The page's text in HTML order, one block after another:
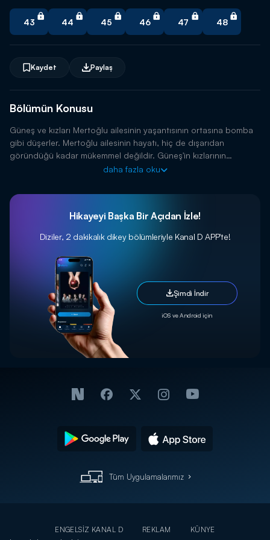
Bölümün Konusu
Güneş ve kızları Mertoğlu ailesinin yaşantısının ortasına bomba
gibi düşerler. Mertoğlu ailesinin hayatı, hiç de dışarıdan
göründüğü kadar mükemmel değildir. Güneş'in kızlarının
gelişiyle, tüm dengeler değişecek ve bütün sırlar ortaya
daha fazla oku
Kaydet Paylaş
43 44 45 46 47 48
Hikayeyi Başka Bir Açıdan İzle!
Diziler, 2 dakikalık dikey bölümleriyle Kanal D APP'te!
Şimdi İndir
iOS ve Android için
Tüm Uygulamalarımız
ENGELSİZ KANAL D REKLAM
KÜNYE